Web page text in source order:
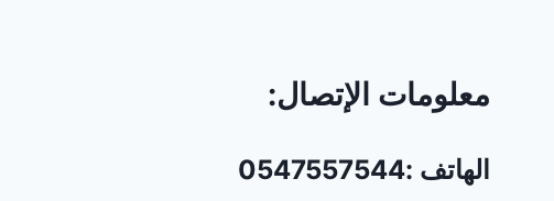
معلومات الإتصال:
الهاتف :0547557544